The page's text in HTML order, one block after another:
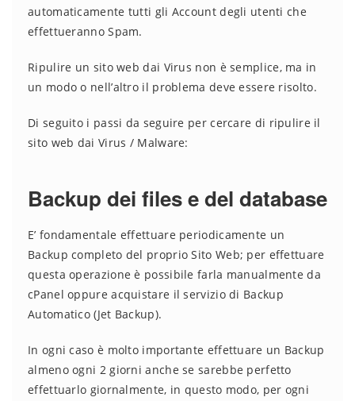
automaticamente tutti gli Account degli utenti che
effettueranno Spam.
Ripulire un sito web dai Virus non è semplice, ma in
un modo o nell’altro il problema deve essere risolto.
Di seguito i passi da seguire per cercare di ripulire il
sito web dai Virus / Malware:
Backup dei files e del database
E’ fondamentale effettuare periodicamente un
Backup completo del proprio Sito Web; per effettuare
questa operazione è possibile farla manualmente da
cPanel oppure acquistare il servizio di Backup
Automatico (Jet Backup).
In ogni caso è molto importante effettuare un Backup
almeno ogni 2 giorni anche se sarebbe perfetto
effettuarlo giornalmente, in questo modo, per ogni